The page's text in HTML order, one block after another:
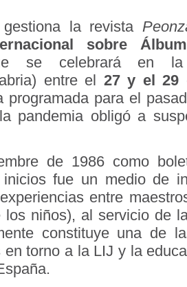
la revista
sobre
se celebrará en la
entre el 27 y el 29
programada para el
pandemia obligó a
de 1986 como
fue un medio de
entre
los niños), al servicio de
constituye una de
en torno a la LIJ y la